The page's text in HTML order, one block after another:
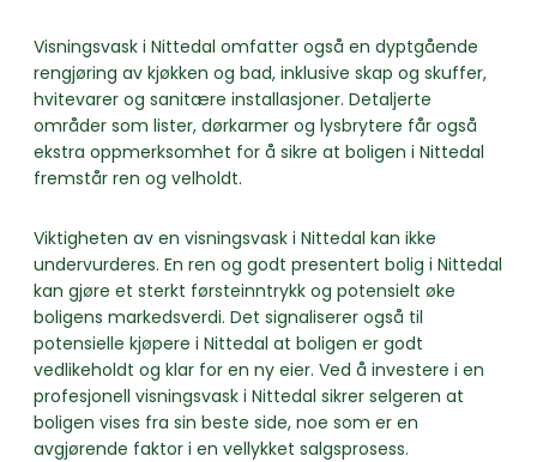
Visningsvask i Nittedal omfatter også en dyptgående
rengjøring av kjøkken og bad, inklusive skap og skuffer,
hvitevarer og sanitære installasjoner. Detaljerte
områder som lister, dørkarmer og lysbrytere får også
ekstra oppmerksomhet for å sikre at boligen i Nittedal
fremstår ren og velholdt.
Viktigheten av en visningsvask i Nittedal kan ikke
undervurderes. En ren og godt presentert bolig i Nittedal
kan gjøre et sterkt førsteinntrykk og potensielt øke
boligens markedsverdi. Det signaliserer også til
potensielle kjøpere i Nittedal at boligen er godt
vedlikeholdt og klar for en ny eier. Ved å investere i en
profesjonell visningsvask i Nittedal sikrer selgeren at
boligen vises fra sin beste side, noe som er en
avgjørende faktor i en vellykket salgsprosess.